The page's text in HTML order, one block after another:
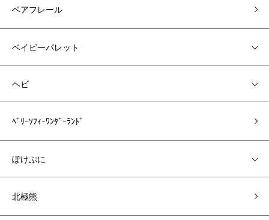
ベアフレール
ベイビーパレット
ヘビ
ﾍﾞﾘｰｿﾌｨｰﾜﾝﾀﾞｰﾗﾝﾄﾞ
ぽけぷに
北極熊